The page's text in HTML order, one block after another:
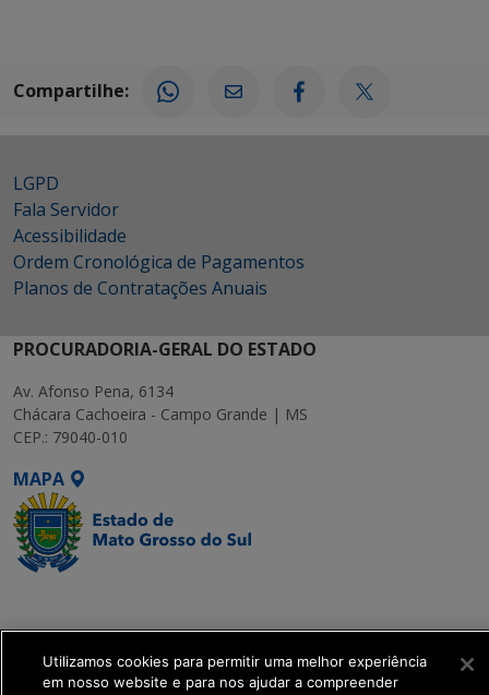
Compartilhe:
LGPD
Fala Servidor
Acessibilidade
Ordem Cronológica de Pagamentos
Planos de Contratações Anuais
PROCURADORIA-GERAL DO ESTADO
Av. Afonso Pena, 6134
Chácara Cachoeira - Campo Grande | MS
CEP.: 79040-010
MAPA
Executiva de
Transformação Digital
Utilizamos cookies para permitir uma melhor experiência
em nosso website e para nos ajudar a compreender